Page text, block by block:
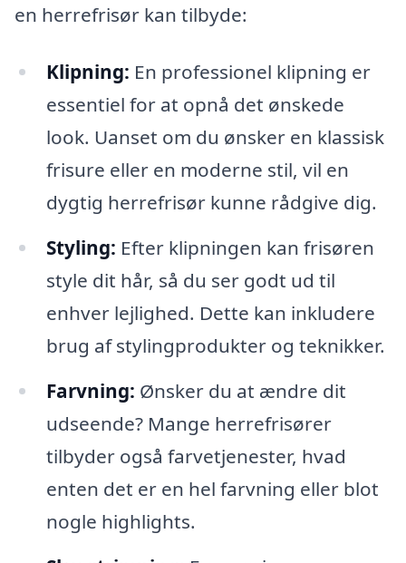
en herrefrisør kan tilbyde:
Klipning: En professionel klipning er
essentiel for at opnå det ønskede
look. Uanset om du ønsker en klassisk
frisure eller en moderne stil, vil en
dygtig herrefrisør kunne rådgive dig.
Styling: Efter klipningen kan frisøren
style dit hår, så du ser godt ud til
enhver lejlighed. Dette kan inkludere
brug af stylingprodukter og teknikker.
Farvning: Ønsker du at ændre dit
udseende? Mange herrefrisører
tilbyder også farvetjenester, hvad
enten det er en hel farvning eller blot
nogle highlights.